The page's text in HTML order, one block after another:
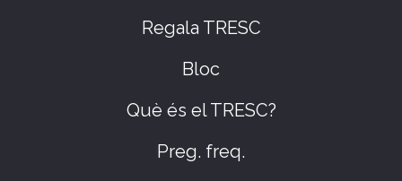
Regala TRESC
Bloc
Què és el TRESC?
Preg. freq.